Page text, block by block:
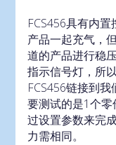
FCS456具有内
产品一起充气，
道的产品进行稳
指示信号灯，所
FCS456链接到
要测试的是1个
过设置参数来完
力需相同。